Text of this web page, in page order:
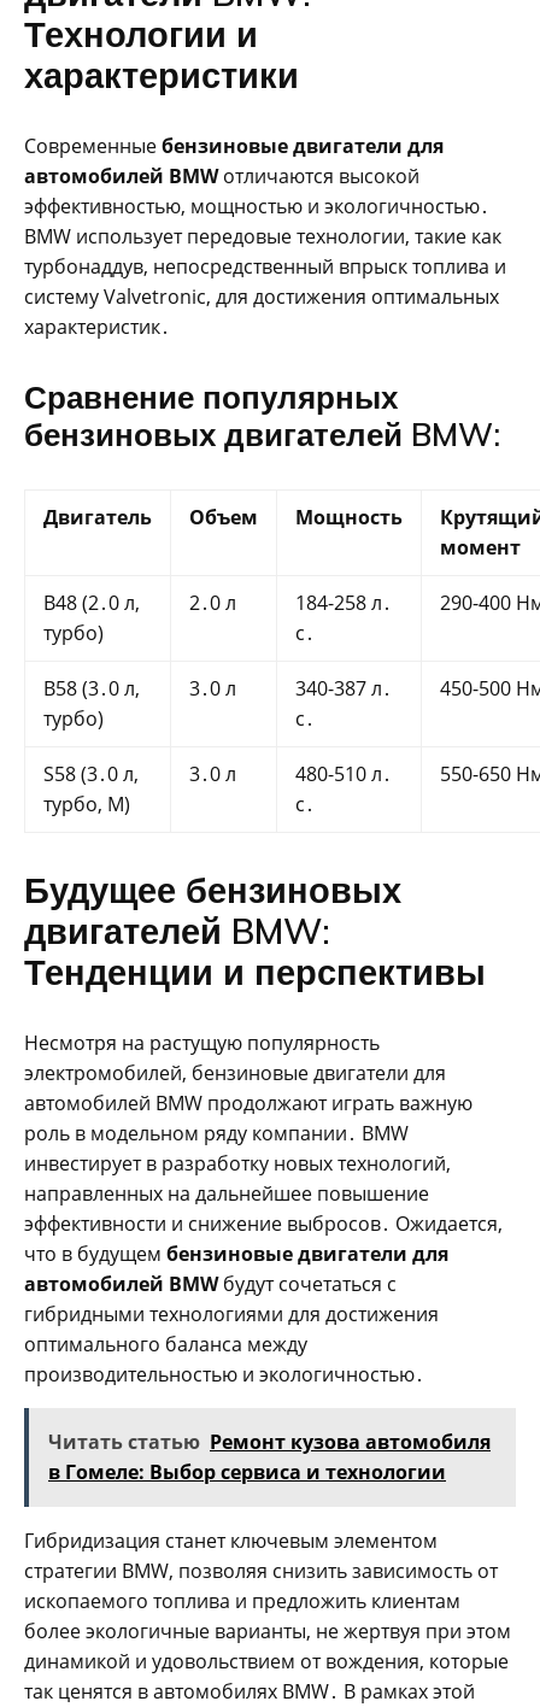
Технологии и
характеристики
Современныебензиновые двигатели для
автомобилей BMWотличаются высокой
эффективностью, мощностью и экологичностью․
BMW использует передовые технологии, такие как
турбонаддув, непосредственный впрыск топлива и
систему Valvetronic, для достижения оптимальных
характеристик․
Сравнение популярных
бензиновых двигателей BMW:
Двигатель Объем Мощность
момент
B48 (2․0 л,
турбо)
2․0 л
184-258 л․
с․
290-400
B58 (3․0 л,
турбо)
3․0 л
340-387 л․
с․
450-500
S58 (3․0 л,
турбо, M)
3․0 л
480-510 л․
с․
550-650
Будущее бензиновых
двигателей BMW:
Тенденции и перспективы
Несмотря на растущую популярность
электромобилей, бензиновые двигатели для
автомобилей BMW продолжают играть важную
роль в модельном ряду компании․ BMW
инвестирует в разработку новых технологий,
направленных на дальнейшее повышение
эффективности и снижение выбросов․ Ожидается,
что в будущем бензиновые двигатели для
автомобилей BMWбудут сочетаться с
гибридными технологиями для достижения
оптимального баланса между
производительностью и экологичностью․
Читать статью Ремонт кузова автомобиля
в Гомеле: Выбор сервиса и технологии
Гибридизация станет ключевым элементом
стратегии BMW, позволяя снизить зависимость от
ископаемого топлива и предложить клиентам
более экологичные варианты, не жертвуя при этом
динамикой и удовольствием от вождения, которые
так ценятся в автомобилях BMW․ В рамках этой